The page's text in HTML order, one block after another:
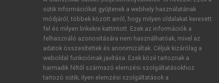
ÚJ FIÓK LÉTREHOZÁSA
1 óra díjmentes hozzáférés
E-MAIL-CÍM
sütik információkat gyűjtenek a webhely használatának
módjáról, többek között arról, hogy milyen oldalakat keresett
fel és milyen linkekre kattintott. Ezek az információk a
felhasználó azonosítására nem használhatóak, mivel az
adatok összesítettek és anonimizáltak. Céljuk kizárólag a
weboldal funkcióinak javítása. Ezek közé tartoznak a
harmadik féltől származó elemzési szolgáltatásokhoz
tartozó sütik; ilyen elemzési szolgáltatások a